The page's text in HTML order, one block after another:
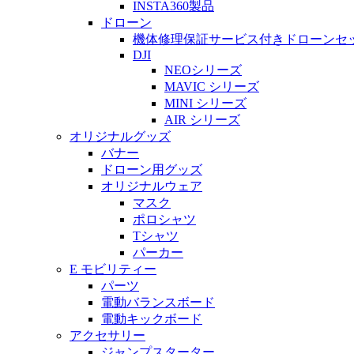
INSTA360製品
ドローン
機体修理保証サービス付きドローンセ
DJI
NEOシリーズ
MAVIC シリーズ
MINI シリーズ
AIR シリーズ
オリジナルグッズ
バナー
ドローン用グッズ
オリジナルウェア
マスク
ポロシャツ
Tシャツ
パーカー
E モビリティー
パーツ
電動バランスボード
電動キックボード
アクセサリー